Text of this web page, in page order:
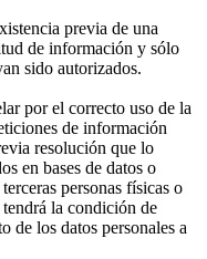
previa de una
de información y sólo
sido autorizados.
por el correcto uso de la
de información
resolución que lo
en bases de datos o
personas físicas o
la condición de
de los datos personales a